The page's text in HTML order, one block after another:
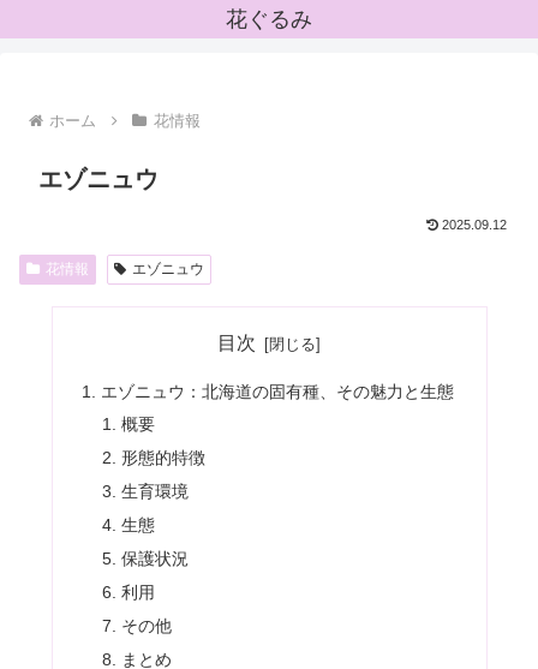
花ぐるみ
ホーム 花情報
エゾニュウ
2025.09.12
花情報 エゾニュウ
目次
エゾニュウ：北海道の固有種、その魅力と生態
概要
形態的特徴
生育環境
生態
保護状況
利用
その他
まとめ